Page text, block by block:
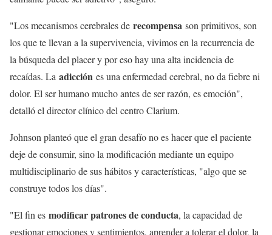
"Los mecanismos cerebrales de recompensa son primitivos, son
los que te llevan a la supervivencia, vivimos en la recurrencia de
la búsqueda del placer y por eso hay una alta incidencia de
recaídas. La adicción es una enfermedad cerebral, no da fiebre ni
dolor. El ser humano mucho antes de ser razón, es emoción",
detalló el director clínico del centro Clarium.
Johnson planteó que el gran desafío no es hacer que el paciente
deje de consumir, sino la modificación mediante un equipo
multidisciplinario de sus hábitos y características, "algo que se
construye todos los días".
"El fin es modificar patrones de conducta, la capacidad de
gestionar emociones y sentimientos, aprender a tolerar el dolor, la